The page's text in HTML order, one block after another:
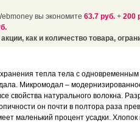
вы экономите 63.7 руб. + 200
как и количество товара,
тепла тела с
Микромодал –
свойства натурального волокна.
он почти в полтора раза
маленький процент усадки.